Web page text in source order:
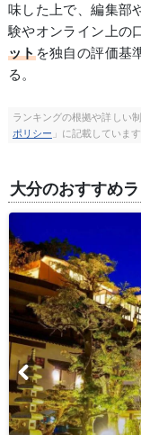
味した上で、編集部
験やオンライン上の
ットを独自の評価基
る。
ランキングの根拠や詳しい
ポリシー 」に記載しています
大分のおすすめ